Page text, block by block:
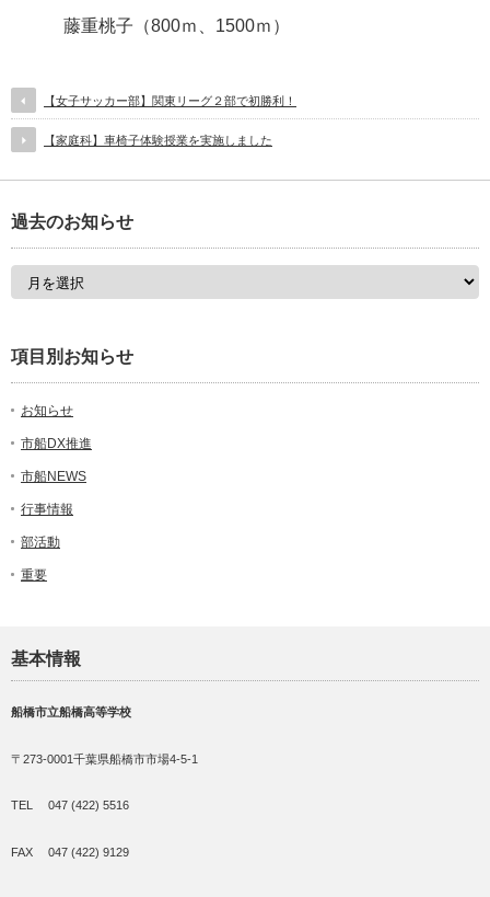
藤重桃子（800ｍ、1500ｍ）
【女子サッカー部】関東リーグ２部で初勝利！
【家庭科】車椅子体験授業を実施しました
過去のお知らせ
項目別お知らせ
お知らせ
市船DX推進
市船NEWS
行事情報
部活動
重要
基本情報
船橋市立船橋高等学校
〒273-0001千葉県船橋市市場4-5-1
TEL 047 (422) 5516
FAX 047 (422) 9129